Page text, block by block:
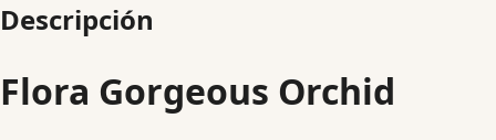
Descripción
Flora Gorgeous Orchid